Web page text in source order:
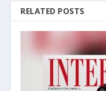
RELATED POSTS